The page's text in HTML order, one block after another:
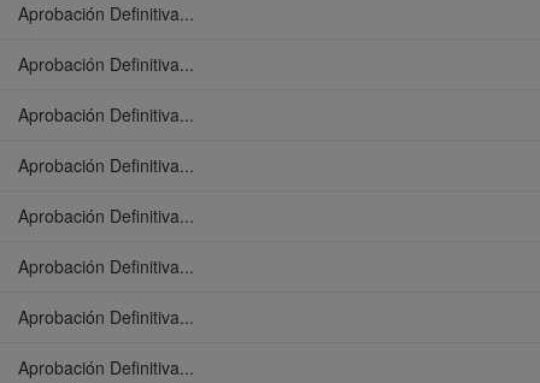
Aprobación Definitiva...
Aprobación Definitiva...
Aprobación Definitiva...
Aprobación Definitiva...
Aprobación Definitiva...
Aprobación Definitiva...
Aprobación Definitiva...
Aprobación Definitiva...